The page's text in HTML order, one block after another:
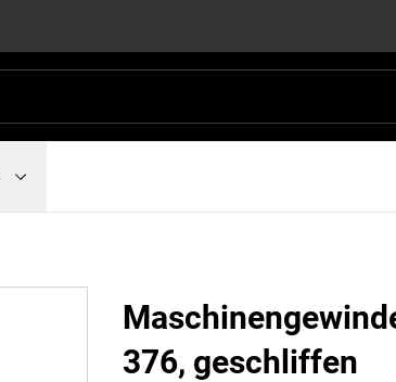
376, geschliffen